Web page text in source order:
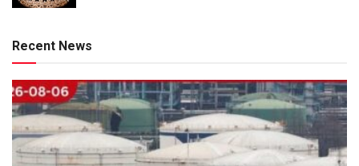
Recent News